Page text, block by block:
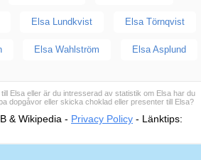
Elsa Lundkvist Elsa Törnqvist
Elsa Wahlström Elsa Asplund
Elsa eller är du intresserad av statistik om Elsa har du
dopgåvor eller skicka choklad eller presenter till Elsa?
& Wikipedia - Privacy Policy - Länktips: